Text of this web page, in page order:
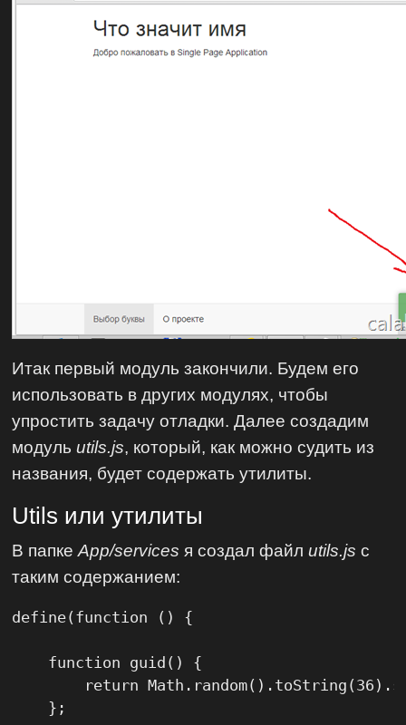
Итак первый модуль закончили. Будем его
использовать в других модулях, чтобы
упростить задачу отладки. Далее создадим
модульutils.js, который, как можно судить из
названия, будет содержать утилиты.
Utils или утилиты
В папкеApp/services я создал файлutils.js с
таким содержанием:
define(function () {
    function guid() {
return
    };